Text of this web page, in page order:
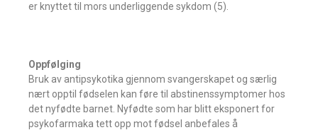
er knyttet til mors underliggende sykdom (5).
Oppfølging
Bruk av antipsykotika gjennom svangerskapet og særlig
nært opptil fødselen kan føre til abstinenssymptomer hos
det nyfødte ­barnet. Nyfødte som har blitt eksponert for
psykofarmaka tett opp mot fødsel ­anbefales å